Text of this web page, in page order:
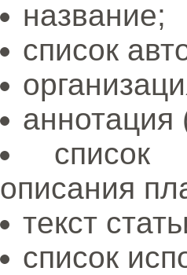
название;
список
аннотация
описания
текст
список